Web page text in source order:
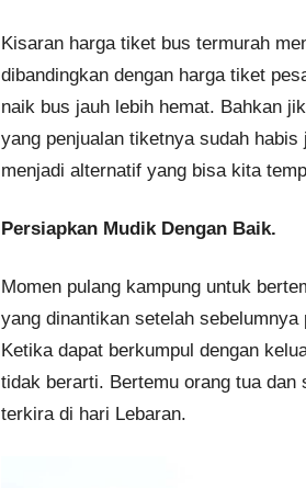
Kisaran harga tiket bus termurah
dibandingkan dengan harga tiket
naik bus jauh lebih hemat. Bahkan
yang penjualan tiketnya sudah
menjadi alternatif yang bisa kita
Persiapkan Mudik Dengan Baik.
Momen pulang kampung untuk
yang dinantikan setelah
Ketika dapat berkumpul dengan
tidak berarti. Bertemu orang tua dan
terkira di hari Lebaran.